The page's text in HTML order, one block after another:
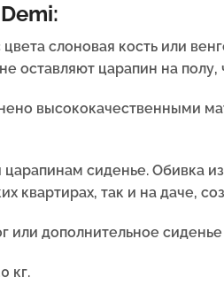
слоновая кость или
оставляют царапин на
высококачественными
царапинам сиденье. Обивка
квартирах, так и на даче,
или дополнительное сиденье
кг.